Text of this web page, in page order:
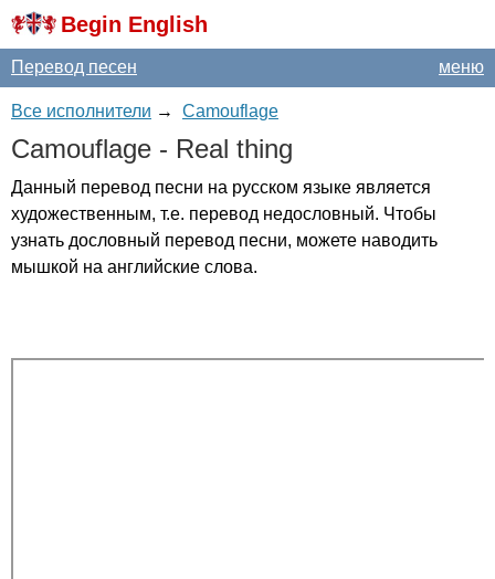
Begin English
меню
Перевод песен
Все исполнители → Camouflage
Camouflage - Real thing
Данный перевод песни на русском языке является
художественным, т.е. перевод недословный. Чтобы
узнать дословный перевод песни, можете наводить
мышкой на английские слова.